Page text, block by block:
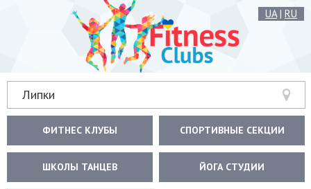
UA| RU
Липки
ФИТНЕС КЛУБЫ СПОРТИВНЫЕ СЕКЦИИ
ШКОЛЫ ТАНЦЕВ ЙОГА СТУДИИ